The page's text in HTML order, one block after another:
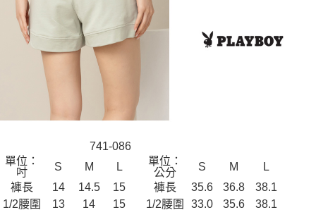
741-086
單位：
吋
S M L
單位：
公分
S M
L
褲長
14 14.5 15 褲長 35.6 36.8
38.1
1/2腰圍
13 14 15 1/2腰圍 33.0 35.6
38.1